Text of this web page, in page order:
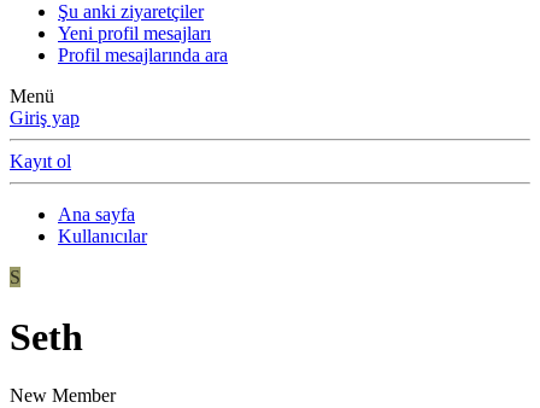
Şu anki ziyaretçiler
Yeni profil mesajları
Profil mesajlarında ara
Menü
Giriş yap
Kayıt ol
Ana sayfa
Kullanıcılar
S
Seth
New Member